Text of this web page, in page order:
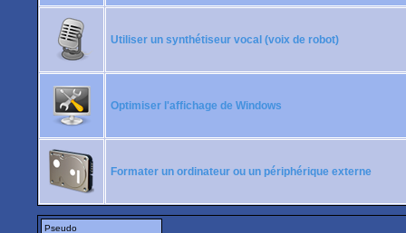
Utiliser un synthétiseur vocal (voix de robot)
Optimiser l'affichage de Windows
Formater un ordinateur ou un périphérique externe